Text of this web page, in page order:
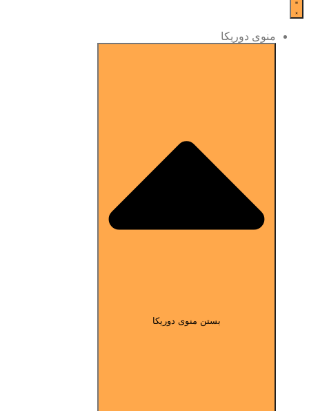
منوی دوریکا
بستن منوی دوریکا